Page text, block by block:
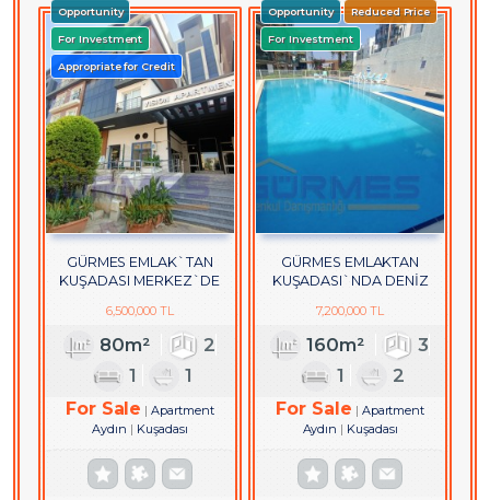
Opportunity
For Investment
Appropriate for Credit
GÜRMES EMLAK`TAN
KUŞADASI MERKEZ`DE
6,500,000 TL
80m²
2
1
1
For Sale
Apartment
Aydın
Kuşadası
Opportunity Reduced Price
For Investment
GÜRMES EMLAKTAN
KUŞADASI`NDA DENİZ
DUBLEKS DAİRE
7,200,000 TL
160m²
3
1
2
For Sale
Apartment
Aydın
Kuşadası